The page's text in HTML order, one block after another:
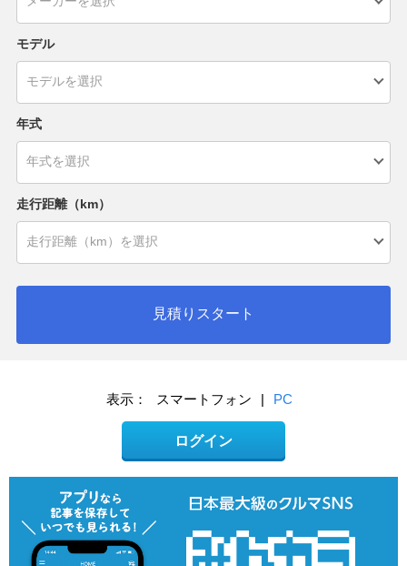
モデル
年式
走行距離（km）
見積りスタート
表示： スマートフォン | PC
ログイン